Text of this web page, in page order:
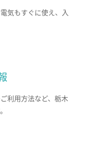
気もすぐに使え、入
利用方法など、栃木